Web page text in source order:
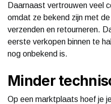
Daarnaast vertrouwen veel
omdat ze bekend zijn met
verzenden en retourneren.
eerste verkopen binnen te
nog onbekend is.
Minder
Op een marktplaats hoef je